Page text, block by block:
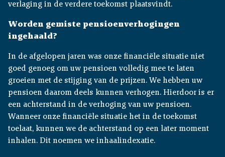
verlaging in de verdere toekomst plaatsvindt.
Worden gemiste pensioenverhogingen
ingehaald?
In de afgelopen jaren was onze financiële situatie niet
goed genoeg om uw pensioen volledig mee te laten
groeien met de stijging van de prijzen. We hebben uw
pensioen daarom deels kunnen verhogen. Hierdoor is er
een achterstand in de verhoging van uw pensioen.
Wanneer onze financiële situatie het in de toekomst
toelaat, kunnen we de achterstand op een later moment
inhalen. Dit noemen we inhaalindexatie.